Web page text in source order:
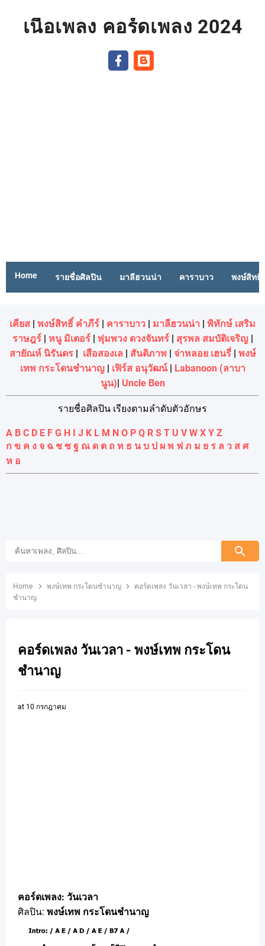
เนื้อเพลง คอร์ดเพลง 2024
Home รายชื่อศิลปิน มาลีฮวนน่า คาราบาว พงษ์สิทธิ์
เคียส | พงษ์สิทธิ์ คำภีร์ | คาราบาว | มาลีฮวนน่า | พิทักษ์ เสริม
ราษฎร์| หนู มิเตอร์| พุ่มพวง ดวงจันทร์| สุรพล สมบัติเจริญ|
สายัณห์ นิรันดร| เสือสองเล | สันติภาพ | จ่าหลอย เฮนรี่| พงษ์
เทพ กระโดนชํานาญ| เฟิร์ส อนุวัฒน์| Labanoon (ลาบา
นูน)| Uncle Ben
รายชื่อศิลปิน เรียงตามลำดับตัวอักษร
A B C D E F G H I J K L M N O P Q R S T U V W X Y Z
ก ข ค ง จ ฉ ช ซ ฐ ณ ด ต ถ ท ธ น บ ป ผ พ ฟ ภ ม ย ร ล ว ส ศ
ห อ
Home พงษ์เทพ กระโดนชำนาญ
คอร์ดเพลง วันเวลา - พงษ์เทพ กระโดน
ชำนาญ
คอร์ดเพลง วันเวลา - พงษ์เทพ กระโดน
ชำนาญ
at 10 กรกฎาคม
คอร์ดเพลง: วันเวลา
ศิลปิน: พงษ์เทพ กระโดนชำนาญ